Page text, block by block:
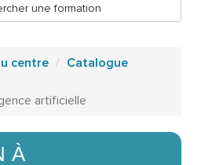
une formation
centre
Catalogue
artificielle
À